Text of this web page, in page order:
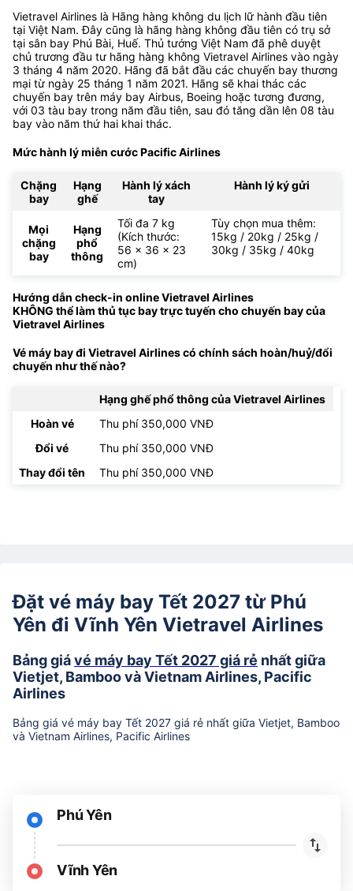
Vietravel Airlines là Hãng hàng không du lịch lữ hành đầu tiên
tại Việt Nam. Đây cũng là hãng hàng không đầu tiên có trụ sở
tại sân bay Phú Bài, Huế. Thủ tướng Việt Nam đã phê duyệt
chủ trương đầu tư hãng hàng không Vietravel Airlines vào ngày
3 tháng 4 năm 2020. Hãng đã bắt đầu các chuyến bay thương
mại từ ngày 25 tháng 1 năm 2021. Hãng sẽ khai thác các
chuyến bay trên máy bay Airbus, Boeing hoặc tương đương,
với 03 tàu bay trong năm đầu tiên, sau đó tăng dần lên 08 tàu
bay vào năm thứ hai khai thác.
Mức hành lý miễn cước Pacific Airlines
Chặng
bay
Hạng
ghế
Hành lý xách
tay
Hành lý ký gửi
Mọi
chặng
bay
Hạng
phổ
thông
Tối đa 7 kg
(Kích thước:
56 x 36 x 23
cm)
Tùy chọn mua thêm:
15kg / 20kg / 25kg /
30kg / 35kg / 40kg
Hướng dẫn check-in online Vietravel Airlines
KHÔNG thể làm thủ tục bay trực tuyến cho chuyến bay của
Vietravel Airlines
Vé máy bay đi Vietravel Airlines có chính sách hoàn/huỷ/đổi
chuyến như thế nào?
Hạng ghế phổ thông của Vietravel Airlines
Hoàn vé
Thu phí 350,000 VNĐ
Đổi vé
Thu phí 350,000 VNĐ
Thay đổi tên
Thu phí 350,000 VNĐ
Đặt vé máy bay Tết 2027 từ Phú
Yên đi Vĩnh Yên Vietravel Airlines
Bảng giávé máy bay Tết 2027 giá rẻ nhất giữa
Vietjet, Bamboo và Vietnam Airlines, Pacific
Airlines
Bảng giá vé máy bay Tết 2027 giá rẻ nhất giữa Vietjet, Bamboo
và Vietnam Airlines, Pacific Airlines
Phú Yên
Vĩnh Yên